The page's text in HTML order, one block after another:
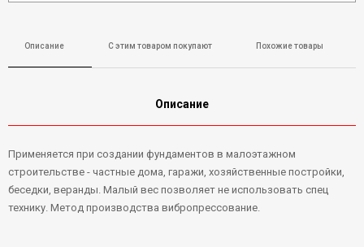
Описание С этим товаром покупают Похожие товары
Описание
Применяется при создании фундаментов в малоэтажном
строительстве - частные дома, гаражи, хозяйственные постройки,
беседки, веранды. Малый вес позволяет не использовать спец
технику. Метод производства вибропрессование.